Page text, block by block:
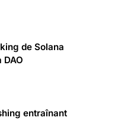
de Solana
entraînant